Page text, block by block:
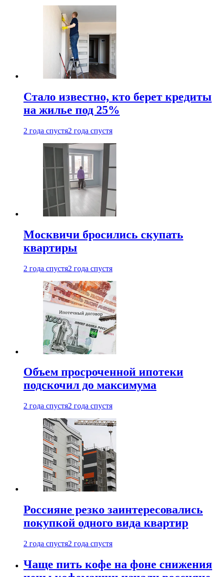
Стало известно, кто берет кредиты
на жилье под 25%
2 года спустя2 года спустя
Москвичи бросились скупать
квартиры
2 года спустя2 года спустя
Объем просроченной ипотеки
подскочил до максимума
2 года спустя2 года спустя
Россияне резко заинтересовались
покупкой одного вида квартир
2 года спустя2 года спустя
Чаще пить кофе на фоне снижения